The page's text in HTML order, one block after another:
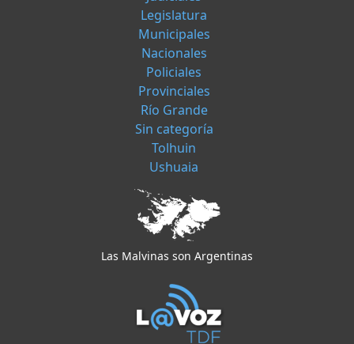
Legislatura
Municipales
Nacionales
Policiales
Provinciales
Río Grande
Sin categoría
Tolhuin
Ushuaia
Las Malvinas son Argentinas